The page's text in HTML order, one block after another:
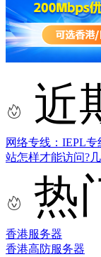
近
网络专线：IEPL
站怎样才能访问?
热
香港服务器
香港高防服务器